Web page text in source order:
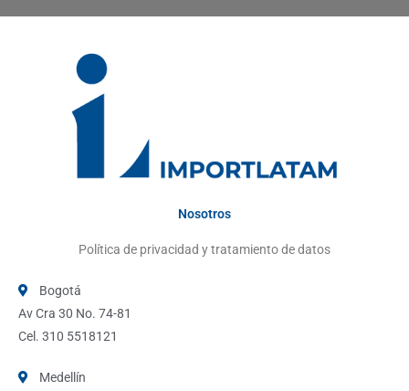
Nosotros
Política de privacidad y tratamiento de datos
Bogotá
Av Cra 30 No. 74-81
Cel. 310 5518121
Medellín